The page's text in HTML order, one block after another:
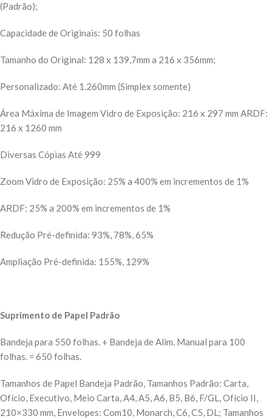
(Padrão);
Capacidade de Originais: 50 folhas
Tamanho do Original: 128 x 139,7mm a 216 x 356mm;
Personalizado: Até 1.260mm (Simplex somente)
Área Máxima de Imagem Vidro de Exposição: 216 x 297 mm ARDF:
216 x 1260 mm
Diversas Cópias Até 999
Zoom Vidro de Exposição: 25% a 400% em incrementos de 1%
ARDF: 25% a 200% em incrementos de 1%
Redução Pré-definida: 93%, 78%, 65%
Ampliação Pré-definida: 155%, 129%
Suprimento de Papel Padrão
Bandeja para 550 folhas. + Bandeja de Alim. Manual para 100
folhas. = 650 folhas.
Tamanhos de Papel Bandeja Padrão, Tamanhos Padrão: Carta,
Ofício, Executivo, Meio Carta, A4, A5, A6, B5, B6, F/GL, Ofício II,
210×330 mm, Envelopes: Com10, Monarch, C6, C5, DL; Tamanhos